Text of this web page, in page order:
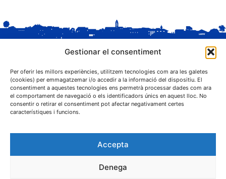
Gestionar el consentiment
Per oferir les millors experiències, utilitzem tecnologies com ara les galetes
(cookies) per emmagatzemar i/o accedir a la informació del dispositiu. El
consentiment a aquestes tecnologies ens permetrà processar dades com ara
el comportament de navegació o els identificadors únics en aquest lloc. No
consentir o retirar el consentiment pot afectar negativament certes
característiques i funcions.
Accepta
Denega
C. Sant Josep, 1
25243 El Palau d'Anglesola (Pla d'Urgell)